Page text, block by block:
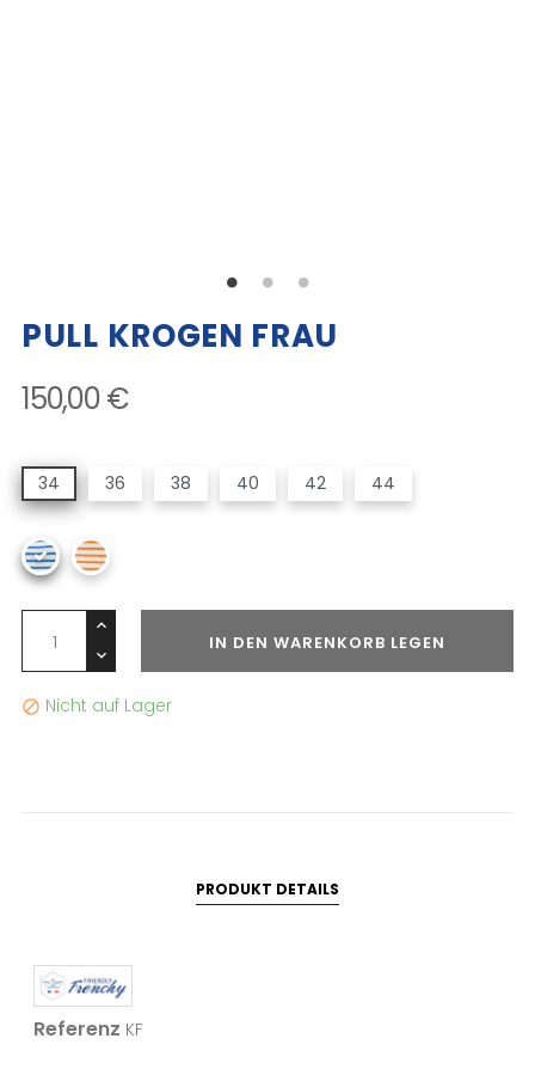
PULL KROGEN FRAU
150,00 €
34 36 38 40 42 44
IN DEN WARENKORB LEGEN
 Nicht auf Lager
PRODUKT DETAILS
Referenz KF